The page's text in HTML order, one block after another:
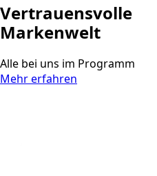
Vertrauens­volle
Markenwelt
Alle bei uns im Programm
Mehr erfahren